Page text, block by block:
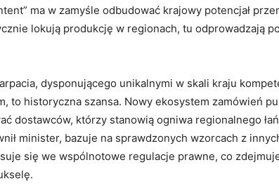
ma w zamyśle odbudować krajowy potencjał
lokują produkcję w regionach, tu odprowadzają
dysponującego unikalnymi w skali kraju
to historyczna szansa. Nowy ekosystem zamówień
dostawców, którzy stanowią ogniwa regionalnego
minister, bazuje na sprawdzonych wzorcach z
się we wspólnotowe regulacje prawne, co